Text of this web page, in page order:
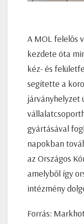
A MOL felelős
kezdete óta
kéz- és
segítette a
járványhelyzet
gyártásával
napokban
az Országos
amelyből így
intézmény
Forrás: